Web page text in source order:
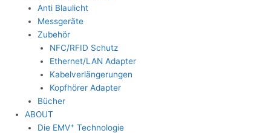
Anti Blaulicht
Messgeräte
Zubehör
NFC/RFID Schutz
Ethernet/LAN Adapter
Kabelverlängerungen
Kopfhörer Adapter
Bücher
ABOUT
Die EMV+ Technologie